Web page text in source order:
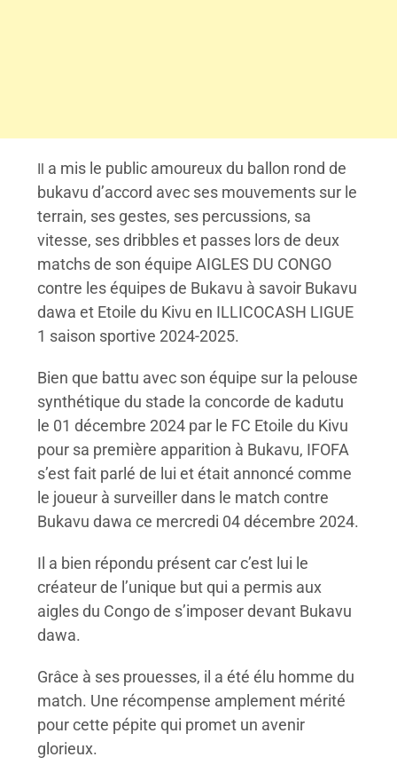
a mis le public amoureux du ballon rond de
bukavu d’accord avec ses mouvements sur le
terrain, ses gestes, ses percussions, sa
vitesse, ses dribbles et passes lors de deux
matchs de son équipe AIGLES DU CONGO
contre les équipes de Bukavu à savoir Bukavu
dawa et Etoile du Kivu en ILLICOCASH LIGUE
1 saison sportive 2024-2025.
Bien que battu avec son équipe sur la pelouse
synthétique du stade la concorde de kadutu
le 01 décembre 2024 par le FC Etoile du Kivu
pour sa première apparition à Bukavu, IFOFA
s’est fait parlé de lui et était annoncé comme
le joueur à surveiller dans le match contre
Bukavu dawa ce mercredi 04 décembre 2024.
Il a bien répondu présent car c’est lui le
créateur de l’unique but qui a permis aux
aigles du Congo de s’imposer devant Bukavu
dawa.
Grâce à ses prouesses, il a été élu homme du
match. Une récompense amplement mérité
pour cette pépite qui promet un avenir
glorieux.